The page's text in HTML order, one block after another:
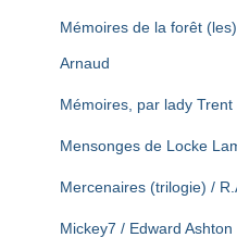
Mémoires de la forêt
Arnaud
Mémoires, par lady
Mensonges de Locke
Mercenaires (trilogie) /
Mickey7 / Edward Ashton